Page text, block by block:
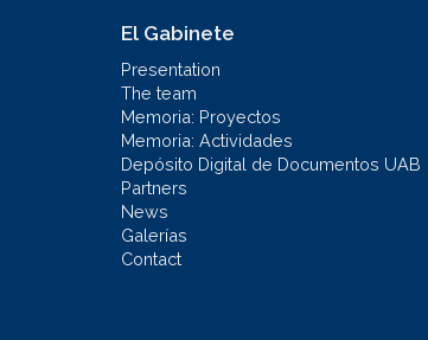
El Gabinete
Presentation
The team
Memoria: Proyectos
Memoria: Actividades
Depósito Digital de Documentos UAB
Partners
News
Galerías
Contact